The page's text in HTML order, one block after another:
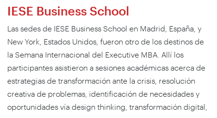
IESE Business School
Las sedes de IESE Business School en Madrid, España, y
New York, Estados Unidos, fueron otro de los destinos de
la Semana Internacional del Executive MBA. Allí los
participantes asistieron a sesiones académicas acerca de
estrategias de transformación ante la crisis, resolución
creativa de problemas, identificación de necesidades y
oportunidades vía design thinking, transformación digital,